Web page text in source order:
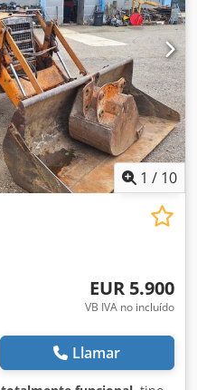
1 / 10
EUR 5.900
VB IVA no incluído
Llamar